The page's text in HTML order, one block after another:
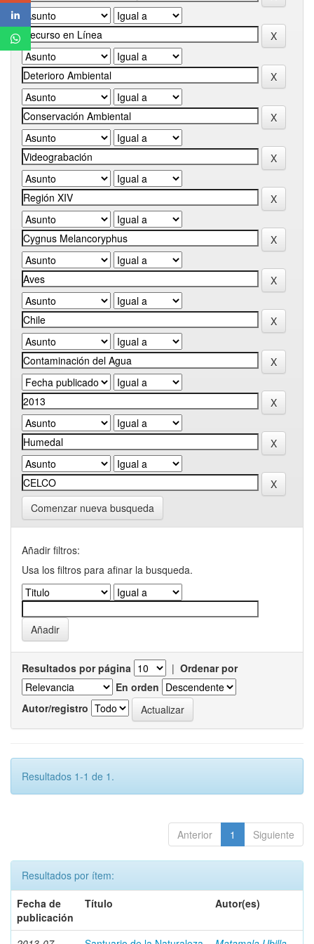
Comenzar nueva busqueda
Añadir filtros:
Usa los filtros para afinar la busqueda.
Resultados por página | Ordenar por
En orden
Autor/registro
Resultados 1-1 de 1.
Anterior 1 Siguiente
Resultados por ítem:
Fecha de
publicación
Título Autor(es)